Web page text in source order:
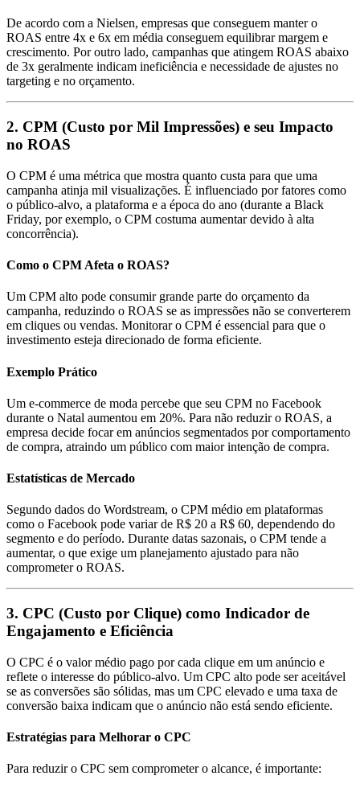
De acordo com a Nielsen, empresas que conseguem manter o
ROAS entre 4x e 6x em média conseguem equilibrar margem e
crescimento. Por outro lado, campanhas que atingem ROAS abaixo
de 3x geralmente indicam ineficiência e necessidade de ajustes no
targeting e no orçamento.
2. CPM (Custo por Mil Impressões) e seu Impacto
no ROAS
O CPM é uma métrica que mostra quanto custa para que uma
campanha atinja mil visualizações. É influenciado por fatores como
o público-alvo, a plataforma e a época do ano (durante a Black
Friday, por exemplo, o CPM costuma aumentar devido à alta
concorrência).
Como o CPM Afeta o ROAS?
Um CPM alto pode consumir grande parte do orçamento da
campanha, reduzindo o ROAS se as impressões não se converterem
em cliques ou vendas. Monitorar o CPM é essencial para que o
investimento esteja direcionado de forma eficiente.
Exemplo Prático
Um e-commerce de moda percebe que seu CPM no Facebook
durante o Natal aumentou em 20%. Para não reduzir o ROAS, a
empresa decide focar em anúncios segmentados por comportamento
de compra, atraindo um público com maior intenção de compra.
Estatísticas de Mercado
Segundo dados do Wordstream, o CPM médio em plataformas
como o Facebook pode variar de R$ 20 a R$ 60, dependendo do
segmento e do período. Durante datas sazonais, o CPM tende a
aumentar, o que exige um planejamento ajustado para não
comprometer o ROAS.
3. CPC (Custo por Clique) como Indicador de
Engajamento e Eficiência
O CPC é o valor médio pago por cada clique em um anúncio e
reflete o interesse do público-alvo. Um CPC alto pode ser aceitável
se as conversões são sólidas, mas um CPC elevado e uma taxa de
conversão baixa indicam que o anúncio não está sendo eficiente.
Estratégias para Melhorar o CPC
Para reduzir o CPC sem comprometer o alcance, é importante: